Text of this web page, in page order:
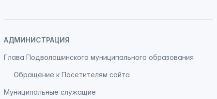
АДМИНИСТРАЦИЯ
Глава Подволошинского муниципального образования
Обращение к Посетителям сайта
Муниципальные служащие